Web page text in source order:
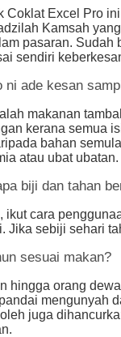
Coklat Excel Pro
Kamsah
pasaran. Sudah
sendiri
ni ade kesan
makanan
kerana semua
bahan
atau ubat ubatan.
biji dan tahan
ikut cara
Jika sebiji sehari
sesuai makan?
hingga orang
mengunyah
juga